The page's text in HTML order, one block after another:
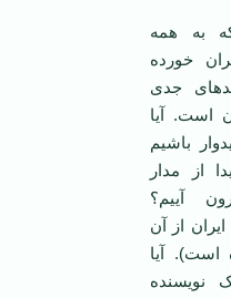
به همه
خورده
جدی
است. آیا
باشیم
از مدار
آییم؟
از آن
است). آیا
نویسنده